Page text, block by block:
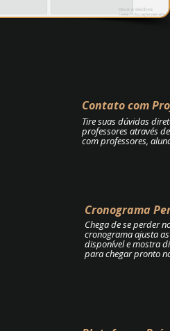
Contato com
Tire suas dúvidas
professores através
com professores,
Cronograma
Chega de se perder
cronograma ajusta
disponível e mostra
para chegar pronto